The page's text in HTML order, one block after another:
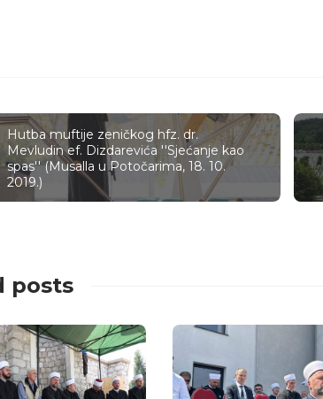
Hutba muftije zeničkog hfz. dr.
Mevludin ef. Dizdarevića ''Sjećanje kao
spas'' (Musalla u Potočarima, 18. 10.
2019.)
posts